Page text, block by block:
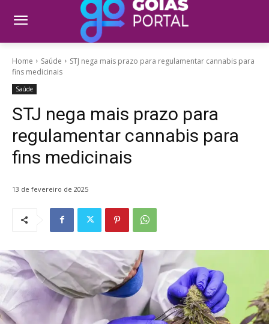
Home Saúde
STJ nega mais prazo para regulamentar cannabis para
fins medicinais
Saúde
STJ nega mais prazo para
regulamentar cannabis para
fins medicinais
13 de fevereiro de 2025